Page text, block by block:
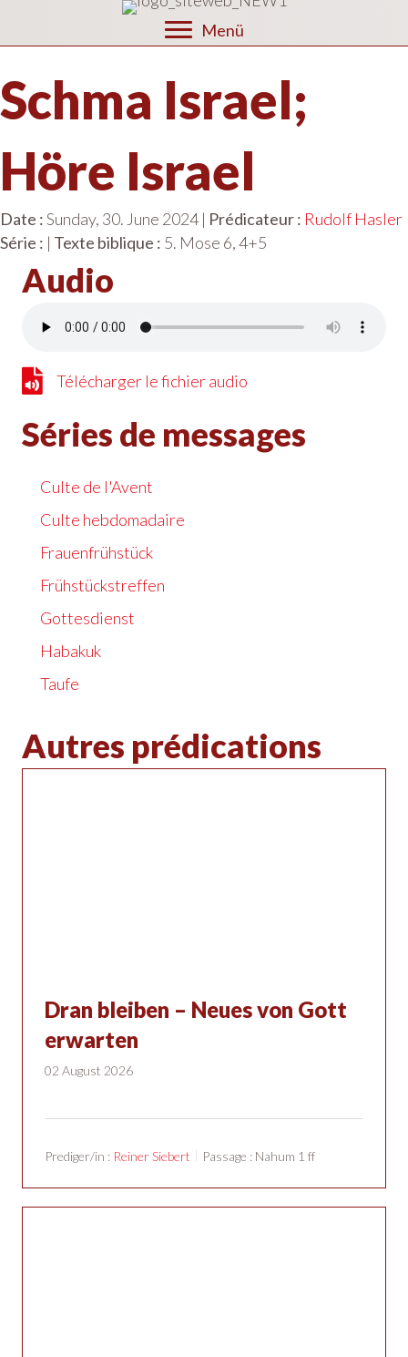
Menü
Schma Israel;
Höre Israel
Date :Sunday, 30. June 2024 | Prédicateur : Rudolf Hasler
Série : | Texte biblique : 5. Mose 6, 4+5
Audio
Télécharger le fichier audio
Télécharger le fichier audio
Séries de messages
Culte de l'Avent
Culte hebdomadaire
Frauenfrühstück
Frühstückstreffen
Gottesdienst
Habakuk
Taufe
Autres prédications
Dran bleiben – Neues von Gott
erwarten
02 August 2026
Prediger/in : Reiner Siebert Passage : Nahum 1 ff